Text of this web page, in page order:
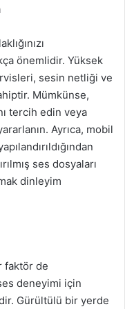
önemlidir. Yüksek
sesin netliği ve
Mümkünse,
tercih edin veya
Ayrıca, mobil
ses dosyaları
dinleyim
faktör de
deneyimi için
Gürültülü bir yerde